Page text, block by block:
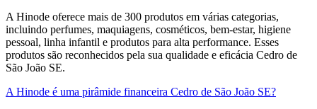
A Hinode oferece mais de 300 produtos em várias categorias,
incluindo perfumes, maquiagens, cosméticos, bem-estar, higiene
pessoal, linha infantil e produtos para alta performance. Esses
produtos são reconhecidos pela sua qualidade e eficácia Cedro de
São João SE.
A Hinode é uma pirâmide financeira Cedro de São João SE?